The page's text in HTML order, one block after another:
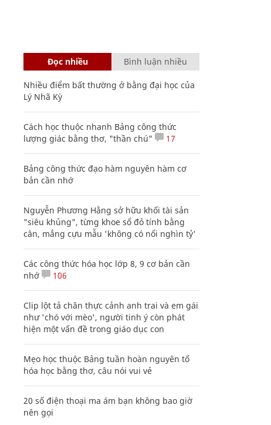
Đọc nhiều Bình luận nhiều
Nhiều điểm bất thường ở bằng đại học của
Lý Nhã Kỳ
Cách học thuộc nhanh Bảng công thức
lượng giác bằng thơ, "thần chú"
17
Bảng công thức đạo hàm nguyên hàm cơ
bản cần nhớ
Nguyễn Phương Hằng sở hữu khối tài sản
"siêu khủng", từng khoe sổ đỏ tính bằng
cân, mắng cựu mẫu 'không có nổi nghìn tỷ'
Các công thức hóa học lớp 8, 9 cơ bản cần
nhớ
106
Clip lột tả chân thực cảnh anh trai và em gái
như 'chó với mèo', người tinh ý còn phát
hiện một vấn đề trong giáo dục con
Mẹo học thuộc Bảng tuần hoàn nguyên tố
hóa học bằng thơ, câu nói vui vẻ
20 số điện thoại ma ám bạn không bao giờ
nên gọi